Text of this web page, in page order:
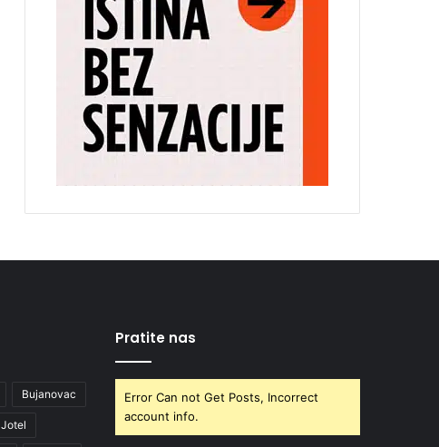
Bujanovac
Jotel
Pratite nas
Error Can not Get Posts, Incorrect
account info.